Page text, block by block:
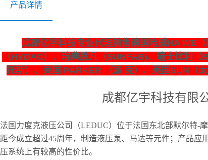
产品详情
成都亿宇科技专业代理销售德国哈威HA WE
（HYDAC）、瑞典胜凡（SUNFAB)、瑞士比利
托斯）、美国 PARKER （派 克）、美国SUN（
成都亿宇科技有限
法国力度克液压公司（LEDUC）位于法国东北部默尔特-摩
距今成立超过45周年，制造液压泵、马达等元件；产品
压系统上有较高的性价比。